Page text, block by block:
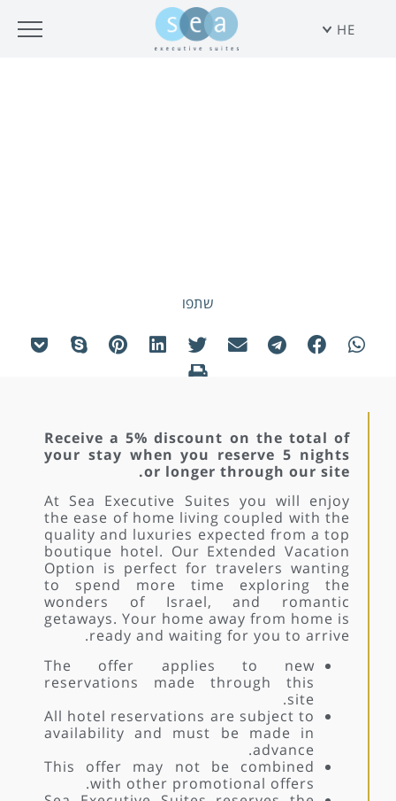
HE
שתפו
Receive a 5% discount on the total of
your stay when you reserve 5 nights
or longer through our site.
At Sea Executive Suites you will enjoy
the ease of home living coupled with the
quality and luxuries expected from a top
boutique hotel. Our Extended Vacation
Option is perfect for travelers wanting
to spend more time exploring the
wonders of Israel, and romantic
getaways. Your home away from home is
ready and waiting for you to arrive.
The offer applies to new
reservations made through this
site.
All hotel reservations are subject to
availability and must be made in
advance.
This offer may not be combined
with other promotional offers.